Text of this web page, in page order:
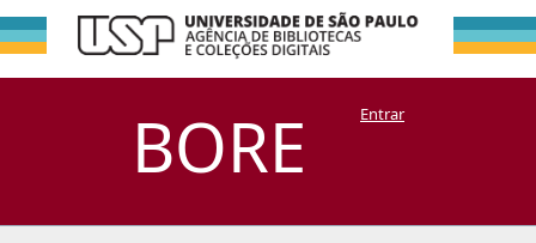
BORE
Busca no Acervo
DSpace/Manakin + CoriscoEntrar